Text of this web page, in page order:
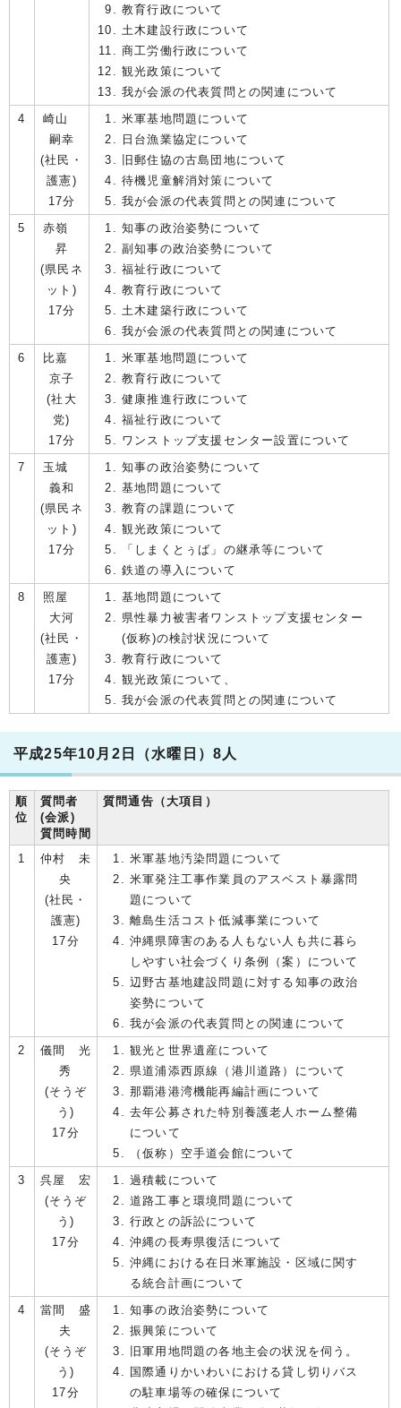
教育行政について
土木建設行政について
商工労働行政について
観光政策について
我が会派の代表質問との関連について
4
崎山
嗣幸
(社民・
護憲)
17分
米軍基地問題について
日台漁業協定について
旧郵住協の古島団地について
待機児童解消対策について
我が会派の代表質問との関連について
5
赤嶺
昇
(県民ネ
ット)
17分
知事の政治姿勢について
副知事の政治姿勢について
福祉行政について
教育行政について
土木建築行政について
我が会派の代表質問との関連について
6
比嘉
京子
(社大
党)
17分
米軍基地問題について
教育行政について
健康推進行政について
福祉行政について
ワンストップ支援センター設置について
7
玉城
義和
(県民ネ
ット)
17分
知事の政治姿勢について
基地問題について
教育の課題について
観光政策について
「しまくとぅば」の継承等について
鉄道の導入について
8
照屋
大河
(社民・
護憲)
17分
基地問題について
県性暴力被害者ワンストップ支援センター
(仮称)の検討状況について
教育行政について
観光政策について、
我が会派の代表質問との関連について
平成25年10月2日（水曜日）8人
順
位
質問者
(会派)
質問時間
質問通告（大項目）
1
仲村 未
央
(社民・
護憲)
17分
米軍基地汚染問題について
米軍発注工事作業員のアスベスト暴露問
題について
離島生活コスト低減事業について
沖縄県障害のある人もない人も共に暮ら
しやすい社会づくり条例（案）について
辺野古基地建設問題に対する知事の政治
姿勢について
我が会派の代表質問との関連について
2
儀間 光
秀
(そうぞ
う)
17分
観光と世界遺産について
県道浦添西原線（港川道路）について
那覇港港湾機能再編計画について
去年公募された特別養護老人ホーム整備
について
（仮称）空手道会館について
3
呉屋 宏
(そうぞ
う)
17分
過積載について
道路工事と環境問題について
行政との訴訟について
沖縄の長寿県復活について
沖縄における在日米軍施設・区域に関す
る統合計画について
4
當間 盛
夫
(そうぞ
う)
17分
知事の政治姿勢について
振興策について
旧軍用地問題の各地主会の状況を伺う。
国際通りかいわいにおける貸し切りバス
の駐車場等の確保について